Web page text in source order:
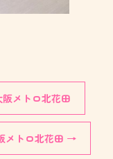
メトロ北花田
トロ北花田 →